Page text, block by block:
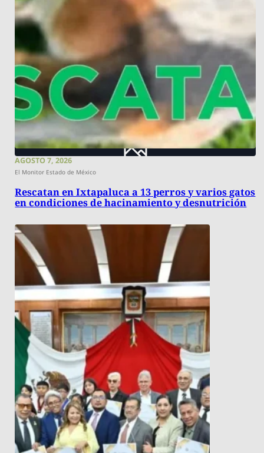
AGOSTO 7, 2026
El Monitor Estado de México
Rescatan en Ixtapaluca a 13 perros y varios gatos
en condiciones de hacinamiento y desnutrición